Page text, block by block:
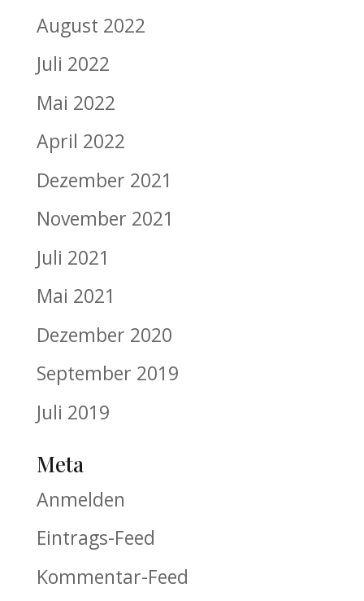
August 2022
Juli 2022
Mai 2022
April 2022
Dezember 2021
November 2021
Juli 2021
Mai 2021
Dezember 2020
September 2019
Juli 2019
Meta
Anmelden
Eintrags-Feed
Kommentar-Feed